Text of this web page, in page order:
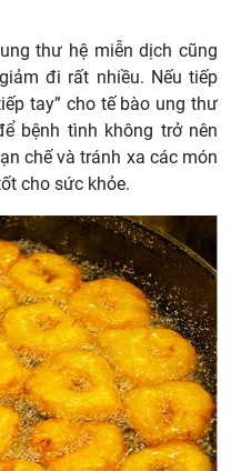
thư hệ miễn dịch cũng
đi rất nhiều. Nếu tiếp
tay” cho tế bào ung thư
bệnh tình không trở nên
chế và tránh xa các món
cho sức khỏe.